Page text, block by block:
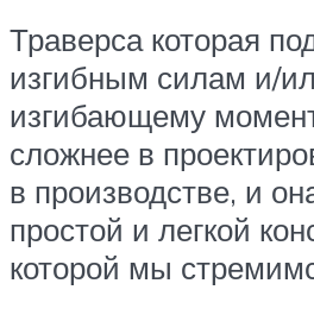
Траверса которая
изгибным силам и/
изгибающему
сложнее в
в производстве, и
простой и легкой
которой мы